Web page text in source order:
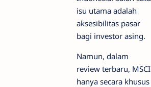
isu utama adalah
aksesibilitas pasar
bagi investor asing.
Namun, dalam
review terbaru, MSCI
hanya secara khusus